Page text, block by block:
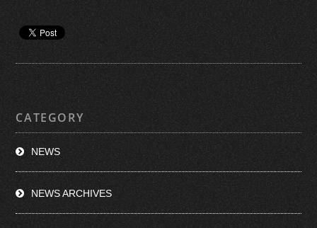
CATEGORY
NEWS
NEWS ARCHIVES